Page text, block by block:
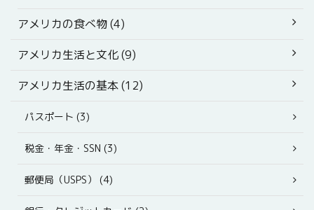
アメリカの食べ物 (4)
アメリカ生活と文化 (9)
アメリカ生活の基本 (12)
パスポート (3)
税金・年金・SSN (3)
郵便局（USPS） (4)